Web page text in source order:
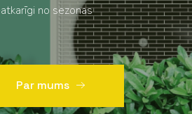
no sezonas
Par mums